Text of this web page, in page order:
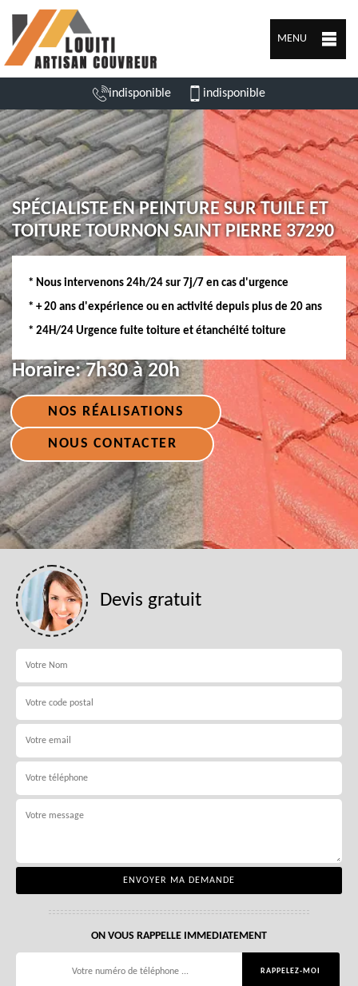
MENU
indisponible indisponible
SPÉCIALISTE EN PEINTURE SUR TUILE ET
TOITURE TOURNON SAINT PIERRE 37290
* Nous intervenons 24h/24 sur 7j/7 en cas d'urgence
* + 20 ans d'expérience ou en activité depuis plus de 20 ans
* 24H/24 Urgence fuite toiture et étanchéité toiture
Horaire:7h30 à 20h
NOS RÉALISATIONS
NOUS CONTACTER
Devis gratuit
ON VOUS RAPPELLE IMMEDIATEMENT